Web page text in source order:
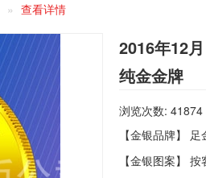
查看详情
2016年12
纯金金牌
浏览次数: 41874
【金银品牌】
【金银图案】